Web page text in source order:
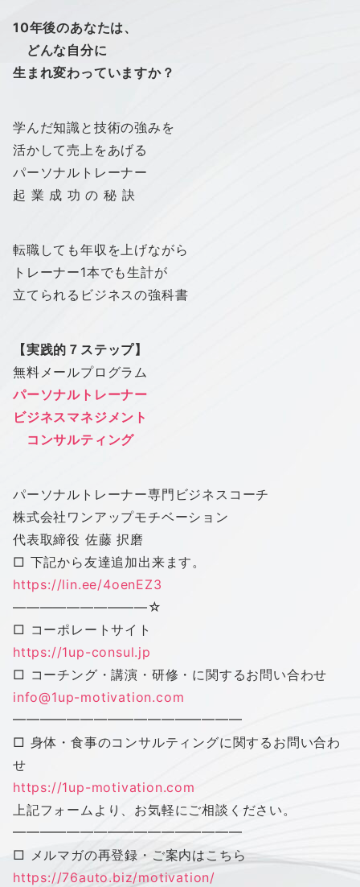
10年後のあなたは、
どんな自分に
生まれ変わっていますか？
学んだ知識と技術の強みを
活かして売上をあげる
パーソナルトレーナー
起 業 成 功 の 秘 訣
転職しても年収を上げながら
トレーナー1本でも生計が
立てられるビジネスの強科書
【実践的７ステップ】
無料メールプログラム
パーソナルトレーナー
ビジネスマネジメント
コンサルティング
パーソナルトレーナー専門ビジネスコーチ
株式会社 ワンアップモチベーション
代表取締役 佐藤 択磨
□ 下記から友達追加出来ます。
https://lin.ee/4oenEZ3
——————————☆
□ コーポレートサイト
https://1up-consul.jp
□ コーチング・講演・研修・に関するお問い合わせ
info@1up-motivation.com
━━━━━━━━━━━━━━━━━
□ 身体・食事のコンサルティングに関するお問い合わ
せ
https://1up-motivation.com
上記フォームより、お気軽にご相談ください。
━━━━━━━━━━━━━━━━━
□ メルマガの再登録・ご案内はこちら
https://76auto.biz/motivation/